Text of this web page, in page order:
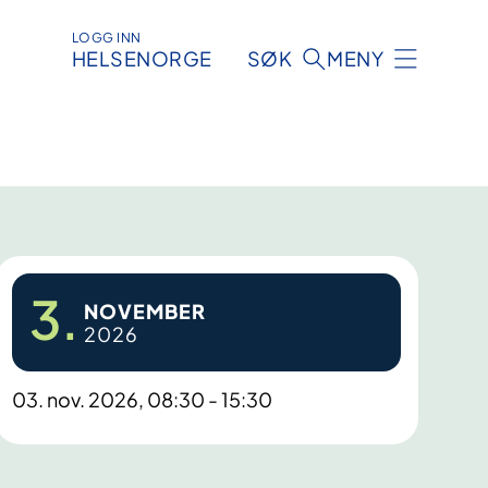
LOGG INN
HELSENORGE SØK MENY
3. NOVEMBER
2026
03. nov. 2026, 08:30 - 15:30